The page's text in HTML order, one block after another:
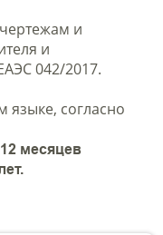
и
и
042/2017.
языке, согласно
месяцев